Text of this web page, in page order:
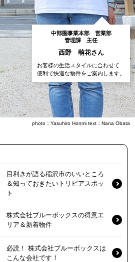
中部圏事業本部 営業部
管理課 主任
西野 萌花さん
お客様の生活スタイルに合わせて
便利で快適な物件をご案内します。
photo：Yasuhiro Honmi text：Nana Obata
目利きが語る稲沢市のいいところ
＆知っておきたいトリビアスポッ
ト
株式会社ブルーボックスの得意エ
リア＆新着物件
必読！ 株式会社ブルーボックスは
こんな会社です！